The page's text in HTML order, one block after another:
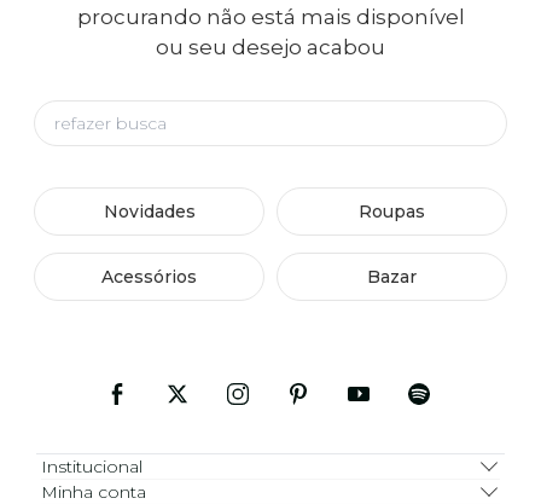
procurando não está mais disponível
ou seu desejo acabou
Novidades Roupas
Acessórios Bazar
Institucional
Minha conta